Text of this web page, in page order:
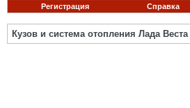
Регистрация Справка
Кузов и система отопления Лада Веста